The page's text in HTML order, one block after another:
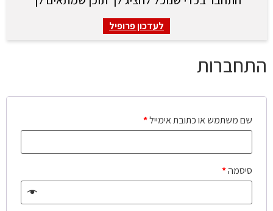
לעדכון פרופיל
התחברות
שם משתמש או כתובת אימייל*
סיסמה*